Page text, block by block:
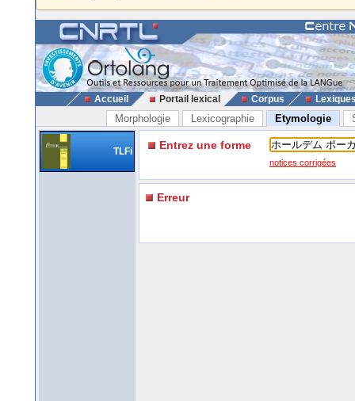
Accueil Portail lexical Corpus
Morphologie Lexicographie Etymologie
TLFi Entrez une forme
notices corrigées
Erreur